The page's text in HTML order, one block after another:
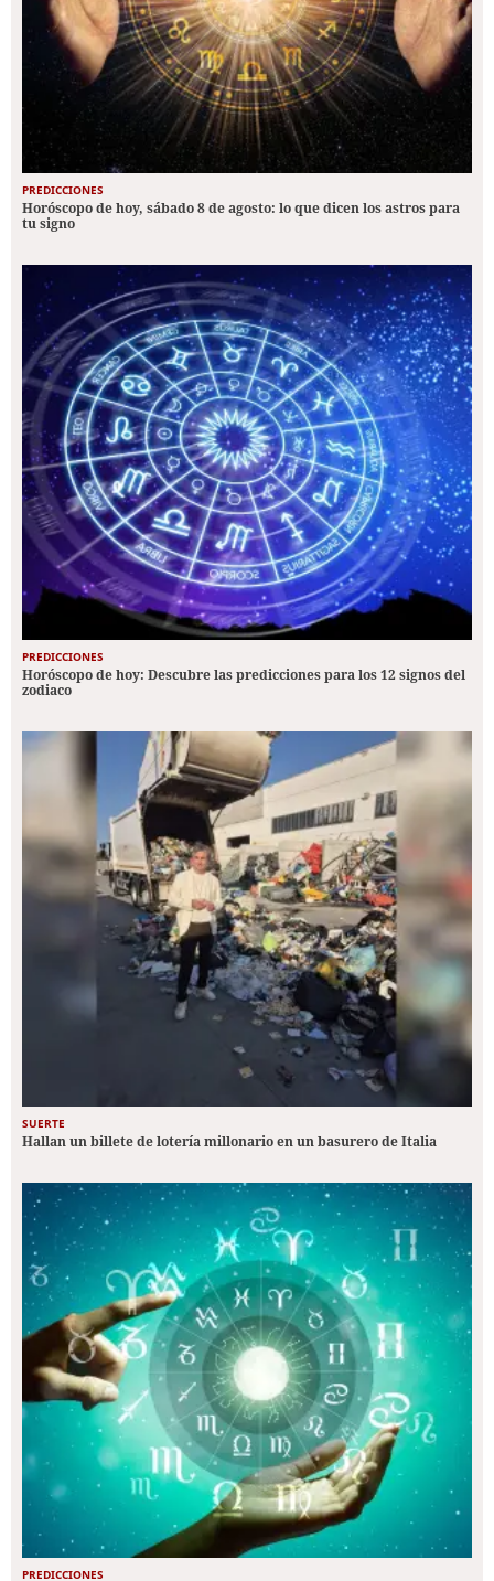
PREDICCIONES
Horóscopo de hoy, sábado 8 de agosto: lo que dicen los astros para
tu signo
PREDICCIONES
Horóscopo de hoy: Descubre las predicciones para los 12 signos del
zodiaco
SUERTE
Hallan un billete de lotería millonario en un basurero de Italia
PREDICCIONES